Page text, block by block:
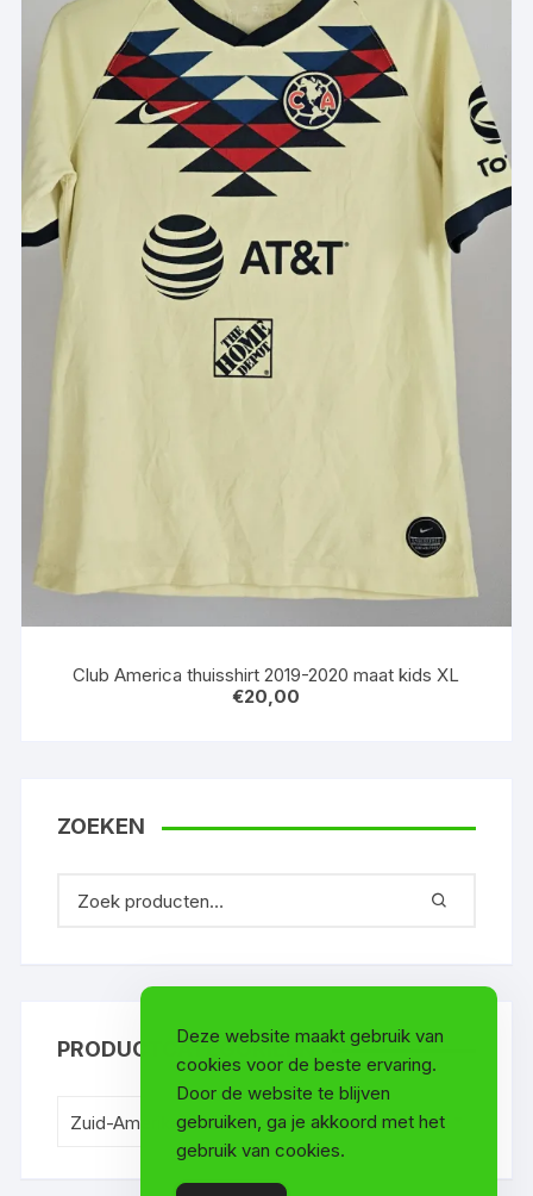
Club America thuisshirt 2019-2020 maat kids XL
€20,00
ZOEKEN
PRODUCTCATEGORIEËN
×
Zuid-Amerikaanse clubs (8)
Deze website maakt gebruik van
cookies voor de beste ervaring.
Door de website te blijven
gebruiken, ga je akkoord met het
gebruik van cookies.